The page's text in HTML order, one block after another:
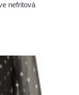
nefritová